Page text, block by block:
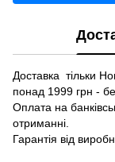
Доставка тільки
понад 1999 грн -
Оплата на
отриманні.
Гарантія від